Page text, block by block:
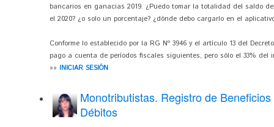
bancarios en ganacias 2019. ¿Puedo tomar la totalidad del saldo
el 2020? ¿o solo un porcentaje? ¿dónde debo cargarlo en el
Conforme lo establecido por la RG Nº 3946 y el artículo 13 del
pago a cuenta de períodos fiscales siguientes, pero sólo el 33% del
»» INICIAR SESIÓN
Monotributistas. Registro de
Débitos